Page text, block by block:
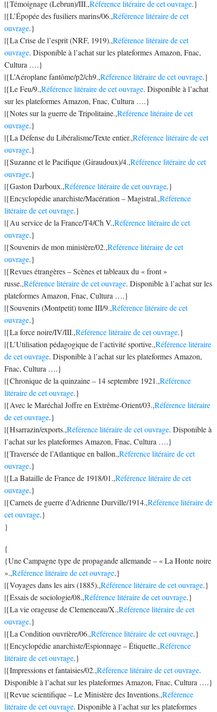
|{Témoignage (Lebrun)/III.,Référence litéraire de cet ouvrage.}
|{L’Épopée des fusiliers marins/06.,Référence litéraire de cet
ouvrage.}
|{La Crise de l’esprit (NRF, 1919).,Référence litéraire de cet
ouvrage. Disponible à l’achat sur les plateformes Amazon, Fnac,
Cultura ….}
|{L’Aéroplane fantôme/p2/ch9.,Référence litéraire de cet ouvrage.}
|{Le Feu/9.,Référence litéraire de cet ouvrage. Disponible à l’achat
sur les plateformes Amazon, Fnac, Cultura ….}
|{Notes sur la guerre de Tripolitaine.,Référence litéraire de cet
ouvrage.}
|{La Défense du Libéralisme/Texte entier.,Référence litéraire de cet
ouvrage.}
|{Suzanne et le Pacifique (Giraudoux)/4.,Référence litéraire de cet
ouvrage.}
|{Gaston Darboux.,Référence litéraire de cet ouvrage.}
|{Encyclopédie anarchiste/Macération – Magistral.,Référence
litéraire de cet ouvrage.}
|{Au service de la France/T4/Ch V.,Référence litéraire de cet
ouvrage.}
|{Souvenirs de mon ministère/02.,Référence litéraire de cet
ouvrage.}
|{Revues étrangères – Scènes et tableaux du « front »
russe.,Référence litéraire de cet ouvrage. Disponible à l’achat sur les
plateformes Amazon, Fnac, Cultura ….}
|{Souvenirs (Montpetit) tome III/9.,Référence litéraire de cet
ouvrage.}
|{La force noire/IV/III.,Référence litéraire de cet ouvrage.}
|{L’Utilisation pédagogique de l’activité sportive.,Référence litéraire
de cet ouvrage. Disponible à l’achat sur les plateformes Amazon,
Fnac, Cultura ….}
|{Chronique de la quinzaine – 14 septembre 1921.,Référence
litéraire de cet ouvrage.}
|{Avec le Maréchal Joffre en Extrême-Orient/03.,Référence litéraire
de cet ouvrage.}
|{Hsarrazin/exports.,Référence litéraire de cet ouvrage. Disponible à
l’achat sur les plateformes Amazon, Fnac, Cultura ….}
|{Traversée de l’Atlantique en ballon.,Référence litéraire de cet
ouvrage.}
|{La Bataille de France de 1918/01.,Référence litéraire de cet
ouvrage.}
|{Carnets de guerre d’Adrienne Durville/1914.,Référence litéraire de
cet ouvrage.}
}
{
{Une Campagne type de propagande allemande – « La Honte noire
».,Référence litéraire de cet ouvrage.}
|{Voyages dans les airs (1885).,Référence litéraire de cet ouvrage.}
|{Essais de sociologie/08.,Référence litéraire de cet ouvrage.}
|{La vie orageuse de Clemenceau/X.,Référence litéraire de cet
ouvrage.}
|{La Condition ouvrière/06.,Référence litéraire de cet ouvrage.}
|{Encyclopédie anarchiste/Espionnage – Étiquette.,Référence
litéraire de cet ouvrage.}
|{Impressions et fantaisies/02.,Référence litéraire de cet ouvrage.
Disponible à l’achat sur les plateformes Amazon, Fnac, Cultura ….}
|{Revue scientifique – Le Ministère des Inventions.,Référence
litéraire de cet ouvrage. Disponible à l’achat sur les plateformes